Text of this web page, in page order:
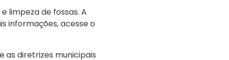
limpeza de fossas. A
informações, acesse o
diretrizes municipais